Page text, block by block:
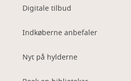
Digitale tilbud
Indkøberne anbefaler
Nyt på hylderne